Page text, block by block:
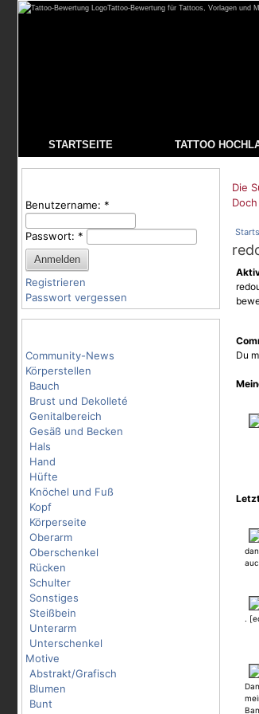
Tattoo-Bewertung für Tattoos, Vorlagen und
STARTSEITE TATTOO
Benutzername: *
Passwort: *
Registrieren
Passwort vergessen
Community-News
Körperstellen
Bauch
Brust und Dekolleté
Genitalbereich
Gesäß und Becken
Hals
Hand
Hüfte
Knöchel und Fuß
Kopf
Körperseite
Oberarm
Oberschenkel
Rücken
Schulter
Sonstiges
Steißbein
Unterarm
Unterschenkel
Motive
Abstrakt/Grafisch
Blumen
Bunt
Die
Du
.